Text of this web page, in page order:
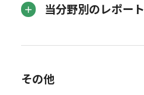
当分野別のレポート
その他